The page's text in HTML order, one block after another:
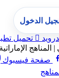
 تحميل
صفحة فيسبوك
الدخول